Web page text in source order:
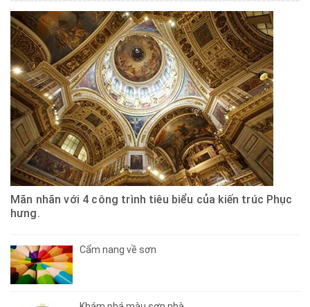
Mãn nhãn với 4 công trình tiêu biểu của kiến trúc Phục
hưng.
Cẩm nang về sơn